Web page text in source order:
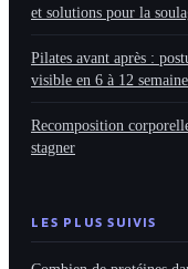
et solutions pour la
Pilates avant après :
visible en 6 à 12
Recomposition
stagner
LES PLUS SUIVIS